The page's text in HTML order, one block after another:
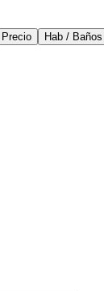
Precio Hab / Baños